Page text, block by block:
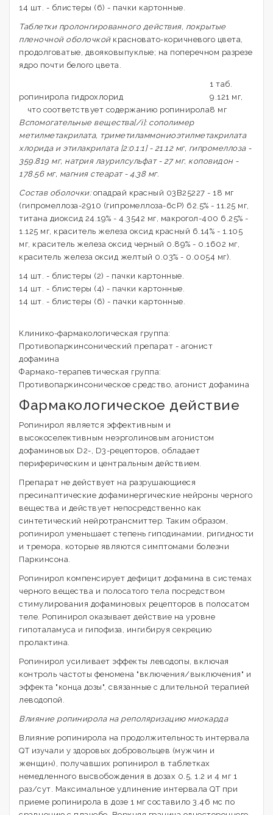
14 шт. - блистеры (6) - пачки картонные.
Таблетки пролонгированного действия, покрытые
пленочной оболочкойкрасновато-коричневого цвета,
продолговатые, двояковыпуклые; на поперечном разрезе
ядро почти белого цвета.
1 таб.
ропинирола гидрохлорид
9.121 мг,
что соответствует содержанию ропинирола8 мг
Вспомогательные вещества[/i]: сополимер
метилметакрилата, триметиламмониоэтилметакрилата
хлорида и этилакрилата [2:0.1:1] - 21.12 мг, гипромеллоза -
359.819 мг, натрия лаурилсульфат - 27 мг, коповидон -
178.56 мг, магния стеарат - 4.38 мг.
Состав оболочки:опадрай красный 03B25227 - 18 мг
(гипромеллоза-2910 (гипромеллоза-6cP) 62.5% - 11.25 мг,
титана диоксид 24.19% - 4.3542 мг, макрогол-400 6.25% -
1.125 мг, краситель железа оксид красный 6.14% - 1.105
мг, краситель железа оксид черный 0.89% - 0.1602 мг,
краситель железа оксид желтый 0.03% - 0.0054 мг).
14 шт. - блистеры (2) - пачки картонные.
14 шт. - блистеры (4) - пачки картонные.
14 шт. - блистеры (6) - пачки картонные.
Клинико-фармакологическая группа:
Противопаркинсонический препарат - агонист
дофамина
Фармако-терапевтическая группа:
Противопаркинсоническое средство, агонист дофамина
Фармакологическое действие
Ропинирол является эффективным и
высокоселективным неэрголиновым агонистом
дофаминовых D2-, D3-рецепторов, обладает
периферическим и центральным действием.
Препарат не действует на разрушающиеся
пресинаптические дофаминергические нейроны черного
вещества и действует непосредственно как
синтетический нейротрансмиттер. Таким образом,
ропинирол уменьшает степень гиподинамии, ригидности
и тремора, которые являются симптомами болезни
Паркинсона.
Ропинирол компенсирует дефицит дофамина в системах
черного вещества и полосатого тела посредством
стимулирования дофаминовых рецепторов в полосатом
теле. Ропинирол оказывает действие на уровне
гипоталамуса и гипофиза, ингибируя секрецию
пролактина.
Ропинирол усиливает эффекты леводопы, включая
контроль частоты феномена "включения/выключения" и
эффекта "конца дозы", связанные с длительной терапией
леводопой.
Влияние ропинирола на реполяризацию миокарда
Влияние ропинирола на продолжительность интервала
QT изучали у здоровых добровольцев (мужчин и
женщин), получавших ропинирол в таблетках
немедленного высвобождения в дозах 0.5, 1.2 и 4 мг 1
раз/сут. Максимальное удлинение интервала QT при
приеме ропинирола в дозе 1 мг составило 3.46 мс по